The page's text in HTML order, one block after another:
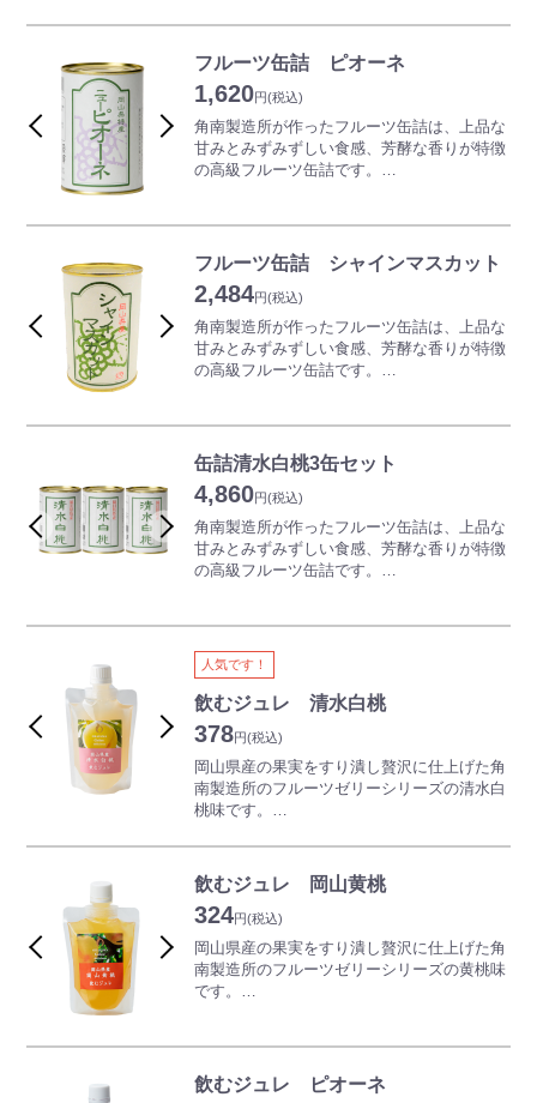
ただいている、晴れの国おかやま館でもトッ
プクラスの人気を誇ります♪
清水白桃は岡山一宮清水で発見された品種
で、その果肉は柔らかく、香りも高く、糖度
は桃の中でも最高級。まさに「桃の王様」に
ふさわしい最高に美味な桃として知られてい
ます。
産地で完熟させた果物を手作業で皮をむき、
全て岡山産の果実を使用しており、真似ので
※ネット販売限定でギフト包装をご希望のお
ります。その他の缶詰との詰め合わせも可能
です。ご希望の方は、コメント欄に「ギフト
包装希望」とご入力ください。また、お1つ
ございますがラッピング包装をいたしており
※ギフト箱のサイズの関係でお詰めする数に
よってはご相談をさせていただく場合がござ
います。
フルーツ缶詰 ピオーネ
1,620円(税込)
角南製造所が作ったフルーツ缶詰は、上品な
甘みとみずみずしい食感、芳酵な香りが特徴
の高級フルーツ缶詰です。
ピオーネは種がなく、大粒で甘い身が特徴で
岡山県で定番＆高い人気を誇る品種です。岡
山で改良され「大粒、種なし、甘い」と三拍
子揃った岡山を代表する逸品となりました。
産地で完熟させた果物を手作業で皮をむき、
材と製法のこだわりの逸品です。
※ネット販売限定でギフト包装をご希望のお
客様に「無料ギフト箱サービス」を行ってお
ります。その他の缶詰との詰め合わせも可能
です。ご希望の方は、コメント欄に「ギフト
包装希望」とご入力ください。また、お1つ
でギフト包装をご希望の場合でも簡易的では
ます。どうぞお申しつけください。
よってはご相談をさせていただく場合がござ
フルーツ缶詰 シャインマスカット
2,484円(税込)
角南製造所が作ったフルーツ缶詰は、上品な
甘みとみずみずしい食感、芳酵な香りが特徴
の高級フルーツ缶詰です。
シャインマスカットは甘みが強く、マスカッ
ト特有の上品な香りが楽しめ、皮ごと食べら
れる種なしぶどうです。
産地で完熟させた果物を手作業で皮をむき、
シロップに入れ馴染ませました。全て岡山産
※ギフト包装ご希望の方は、コメント欄に
「ギフト包装希望」とご入力ください。
※2缶以下の場合はギフト箱にお入れするこ
とができませんが、ラッピング包装は可能で
すのでお申し付けください。
※ギフト箱のサイズの関係でお詰めする数に
よってはご相談をさせていただく場合がござ
います。
缶詰清水白桃3缶セット
4,860円(税込)
角南製造所が作ったフルーツ缶詰は、上品な
甘みとみずみずしい食感、芳酵な香りが特徴
の高級フルーツ缶詰です。
清水白桃は岡山一宮清水で発見された品種
で、その果肉は柔らかく、香りも高く、糖度
は桃の中でも最高級。まさに「桃の王様」に
ふさわしい最高に美味な桃として知られてい
ます。
産地で完熟させた果物を手作業で皮をむき、
シロップに入れ馴染ませました。
全て岡山産の果実を使用しており、真似ので
【詰合せ内容】
フルーツ缶詰（清水白桃） 3缶
※ギフト包装を希望される方は自由記入欄に
「ギフト包装希望」とご入力ください。
人気です！
飲むジュレ 清水白桃
378円(税込)
岡山県産の果実をすり潰し贅沢に仕上げた角
南製造所のフルーツゼリーシリーズの清水白
桃味です。
す。
口当たりがよく手軽にお召し上がりいただけ
る個性豊かな飲むジュレに仕上がりました。
おやつやスポーツのあとにも適しています。
普通のゼリーよりも柔らかく、ストローで飲
めるほどの口どけを追求して完成した飲むジ
ュレをお楽しみください。
飲むジュレ 岡山黄桃
324円(税込)
岡山県産の果実をすり潰し贅沢に仕上げた角
南製造所のフルーツゼリーシリーズの黄桃味
です。
る個性豊かな飲むジュレに仕上がりました。
おやつやスポーツのあとにも適しています。
飲むジュレ ピオーネ